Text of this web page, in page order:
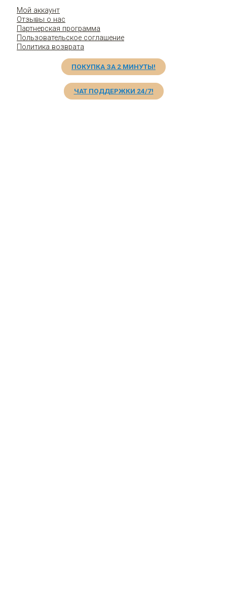
Мой аккаунт
Отзывы о нас
Партнерская программа
Пользовательское соглашение
Политика возврата
ПОКУПКА ЗА 2 МИНУТЫ!
ЧАТ ПОДДЕРЖКИ 24/7!